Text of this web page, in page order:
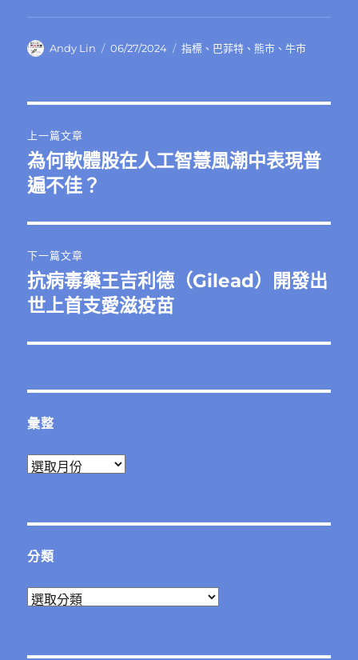
作
Andy Lin
發
06/27/2024
分
指標 、 巴菲特 、 熊市 、牛市
章
導
覽
上一篇文章
上
一
文
章:
為何軟體股在人工智慧風潮中表現普
遍不佳？
下一篇文章
下
一
文
抗病毒藥王吉利德（Gilead）開發出
世上首支愛滋疫苗
彙整
彙
分類
分